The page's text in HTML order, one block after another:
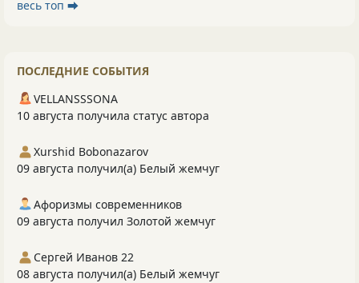
весь топ ⮕
ПОСЛЕДНИЕ СОБЫТИЯ
VELLANSSSONA
10 августа получила статус автора
Xurshid Bobonazarov
09 августа получил(а) Белый жемчуг
Афоризмы современников
09 августа получил Золотой жемчуг
Сергей Иванов 22
08 августа получил(а) Белый жемчуг